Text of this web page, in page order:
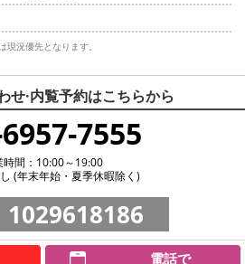
況優先となります。
せ·内覧予約はこちらから
7555
時間：10:00～19:00
(年末年始・夏季休暇除く)
1029618186
電話で